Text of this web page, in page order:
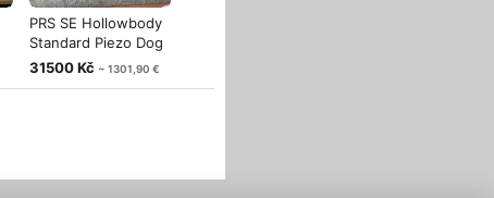
PRS SE Hollowbody
Standard Piezo Dog
Hair Smo
31500 Kč ~ 1301,90 €